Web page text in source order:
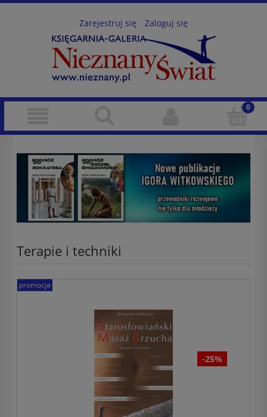
Zarejestruj się Zaloguj się
Terapie i techniki
-25%
promocja